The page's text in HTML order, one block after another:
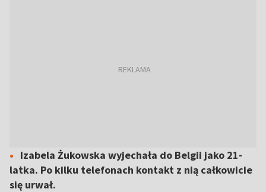
Izabela Żukowska wyjechała do Belgii jako 21-
latka. Po kilku telefonach kontakt z nią całkowicie
się urwał.